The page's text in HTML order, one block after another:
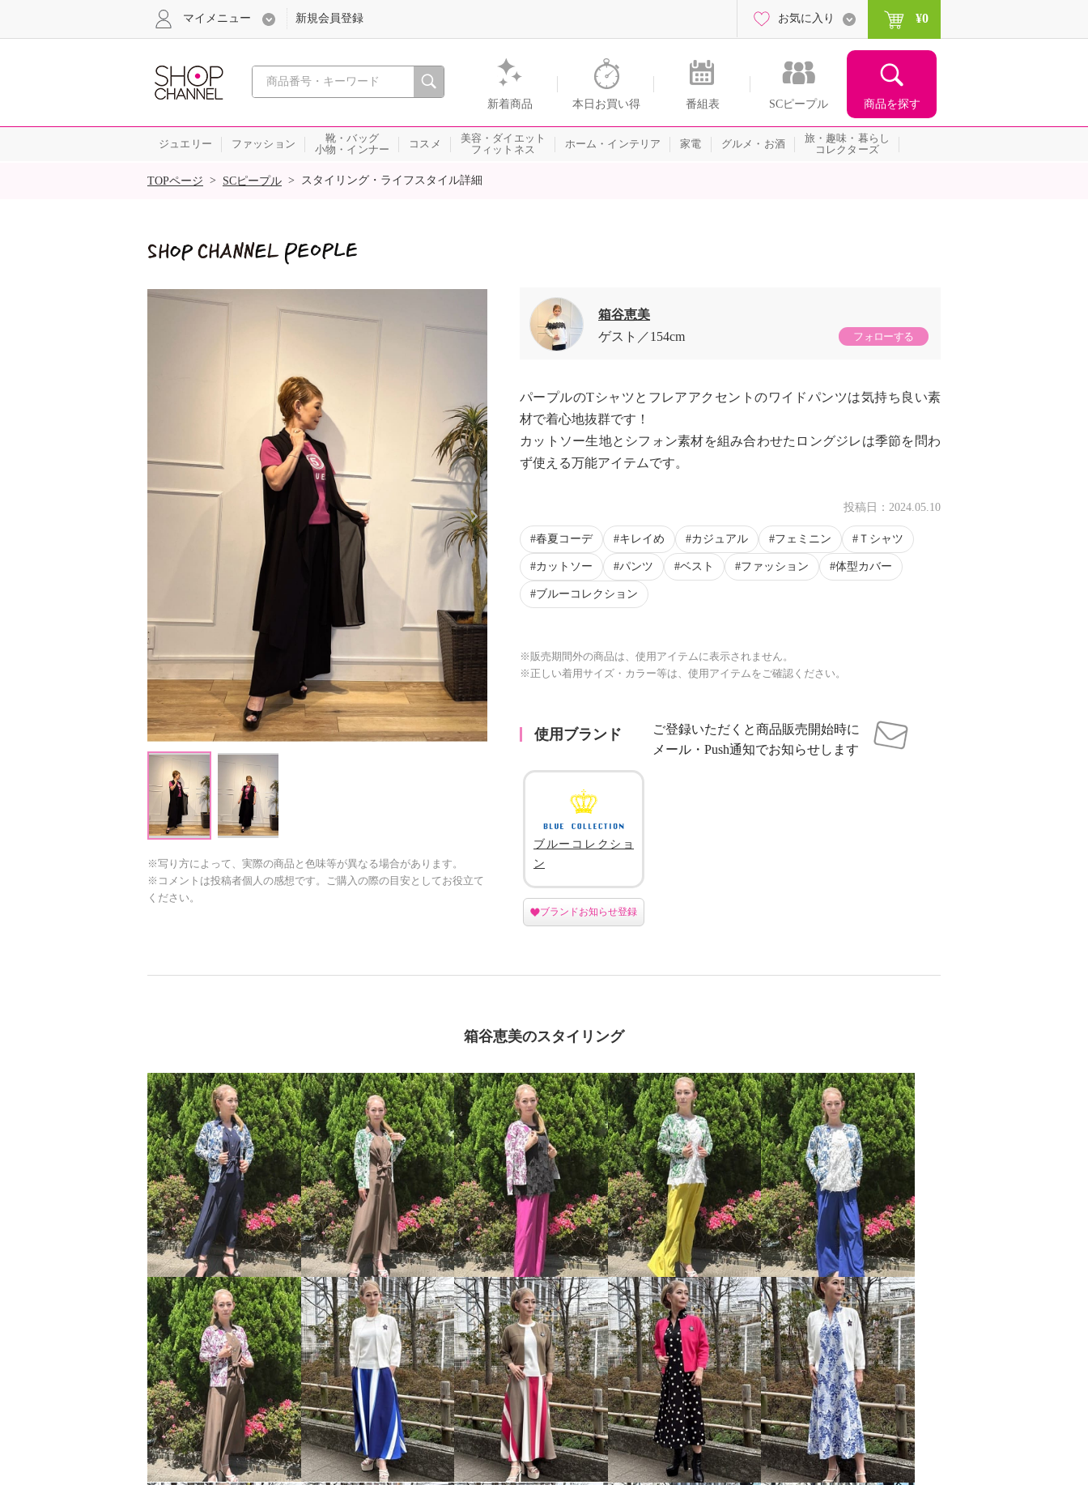
心おどる、瞬間を。通販・テレビショッピングのショップチャンネル
新着商品 本日お買い得 番組表 SCピープル 商品を探す
マイメニュー 新規会員登録 お気に入り ¥0
ジュエリー ファッション
靴・バッグ
小物・インナー
コスメ
美容・ダイエット
フィットネス
ホーム・インテリア 家電 グルメ・お酒
旅・趣味・暮らし
コレクターズ
SALE
TOPページ > SCピープル > スタイリング・ライフスタイル詳細
Next
※写り方によって、実際の商品と色味等が異なる場合があります。
※コメントは投稿者個人の感想です。ご購入の際の目安としてお役立て
ください。
箱谷恵美
ゲスト
154cm フォローする
パープルのTシャツとフレアアクセントのワイドパンツは気持ち良い素
材で着心地抜群です！
カットソー生地とシフォン素材を組み合わせたロングジレは季節を問わ
ず使える万能アイテムです。
投稿日： 2024.05.10
春夏コーデ キレイめ カジュアル フェミニン Ｔシャツ
カットソー パンツ ベスト ファッション 体型カバー
ブルーコレクション
※販売期間外の商品は、使用アイテムに表示されません。
※正しい着用サイズ・カラー等は、使用アイテムをご確認ください。
使用ブランド
ご登録いただくと商品販売開始時に
メール・Push通知でお知らせします
ブルーコレクショ
ン
ブランドお知らせ登録
箱谷恵美のスタイリング